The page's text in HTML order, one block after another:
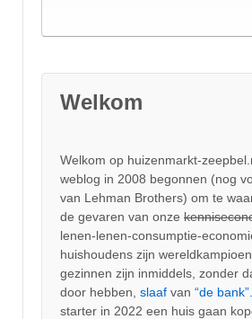
Welkom
Welkom op huizenmarkt-
weblog in 2008 begonnen (nog
van Lehman Brothers) om te
de gevaren van onze
lenen-lenen-consumptie-
huishoudens zijn
gezinnen zijn inmiddels, zonder
door hebben, slaaf van “de bank”.
starter in 2022 een huis gaan